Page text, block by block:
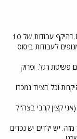
הייתה לי חברה ענקית לעבודות תת קרקעיות.בהיקף עבודות של 10
ומנופים לעבודות ביסוס
פשיטת רגל. ופרוק
וכל הציוד נמכרו
(אני קצין קרבי בצה"ל
יש ילדים יש נכדים